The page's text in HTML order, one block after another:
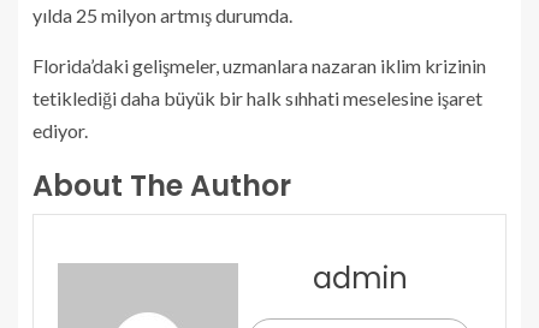
yılda 25 milyon artmış durumda.
Florida’daki gelişmeler, uzmanlara nazaran iklim krizinin
tetiklediği daha büyük bir halk sıhhati meselesine işaret
ediyor.
About The Author
admin